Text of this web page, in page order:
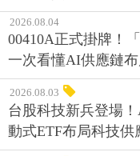
2026.08.04
00410A正式掛牌！
一次看懂AI供應鏈
2026.08.03
台股科技新兵登場
動式ETF布局科技供